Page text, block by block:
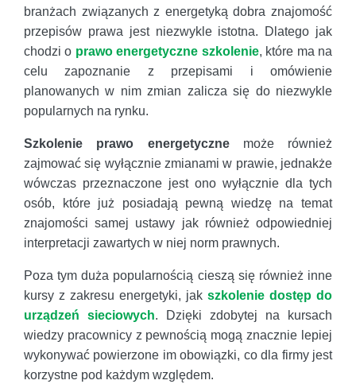
branżach związanych z energetyką dobra znajomość
przepisów prawa jest niezwykle istotna. Dlatego jak
chodzi o prawo energetyczne szkolenie, które ma na
celu zapoznanie z przepisami i omówienie
planowanych w nim zmian zalicza się do niezwykle
popularnych na rynku.
Szkolenie prawo energetycznemoże również
zajmować się wyłącznie zmianami w prawie, jednakże
wówczas przeznaczone jest ono wyłącznie dla tych
osób, które już posiadają pewną wiedzę na temat
znajomości samej ustawy jak również odpowiedniej
interpretacji zawartych w niej norm prawnych.
Poza tym duża popularnością cieszą się również inne
kursy z zakresu energetyki, jak szkolenie dostęp do
urządzeń sieciowych. Dzięki zdobytej na kursach
wiedzy pracownicy z pewnością mogą znacznie lepiej
wykonywać powierzone im obowiązki, co dla firmy jest
korzystne pod każdym względem.